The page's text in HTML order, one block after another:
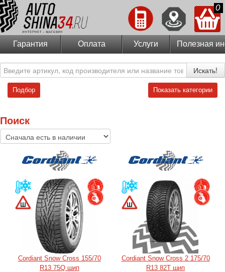
0
Гарантия Оплата Услуги Полезная
Искать!
Подбор Показать категории
Поиск
Cordiant Snow Cross 155/70
R13 75Q шип
Cordiant Snow Cross 2 175/70
R13 82T шип